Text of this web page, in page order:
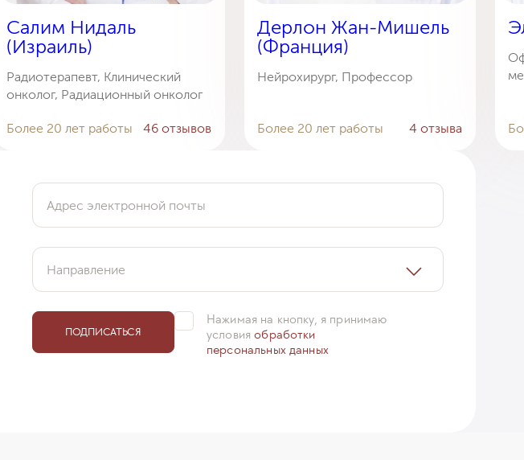
Салим Нидаль
(Израиль)
Радиотерапевт, Клинический
онколог, Радиационный онколог
Более 20 лет работы 46 отзывов
Дерлон Жан-Мишель
(Франция)
Нейрохирург, Профессор
Более 20 лет работы 4 отзыва
Адрес электронной почты
Направление
Нажимая на кнопку, я принимаю
условияобработки
персональных данных
ПОДПИСАТЬСЯ